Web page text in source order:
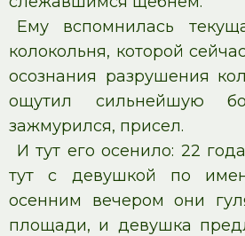
Ему вспомнилась
колокольня, которой
осознания разрушения
ощутил сильнейшую
зажмурился, присел.
И тут его осенило: 22
тут с девушкой по
осенним вечером они
площади, и девушка